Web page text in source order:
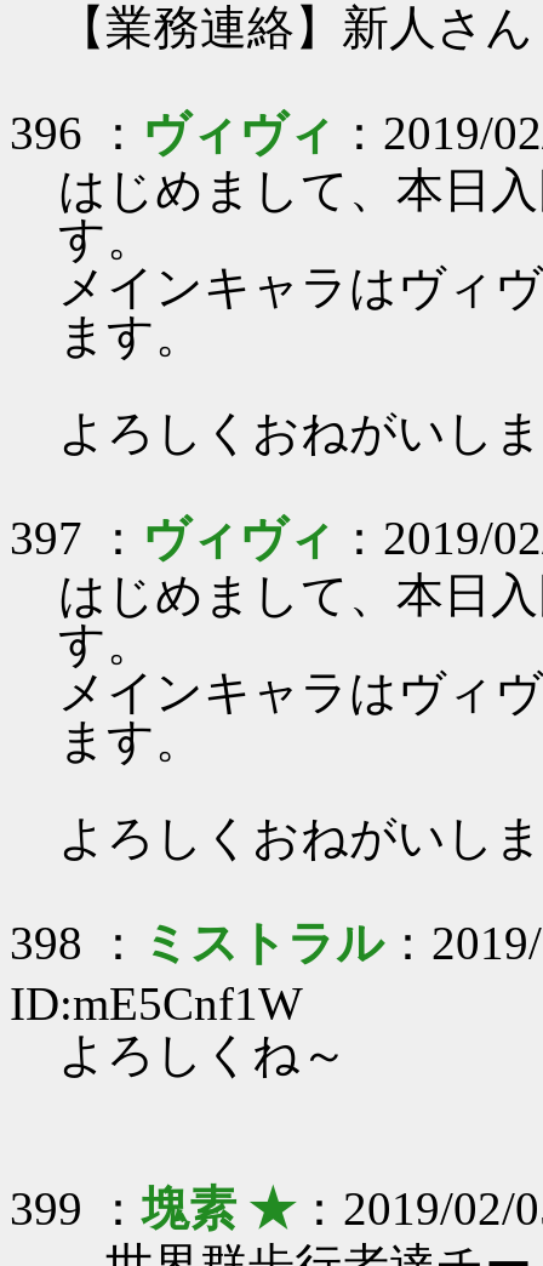
【業務連絡】新人さ
396 ： ヴィヴィ ：2019/
はじめまして、本日
す。
メインキャラはヴィ
ます。
よろしくおねがいし
397 ： ヴィヴィ ：2019/
はじめまして、本日
す。
メインキャラはヴィ
ます。
よろしくおねがいし
398 ： ミストラル：
ID:mE5Cnf1W
よろしくね～
399 ：塊素 ★：2019/02/